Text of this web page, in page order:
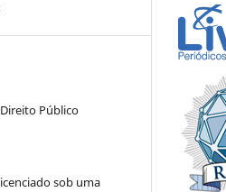
Público
sob uma